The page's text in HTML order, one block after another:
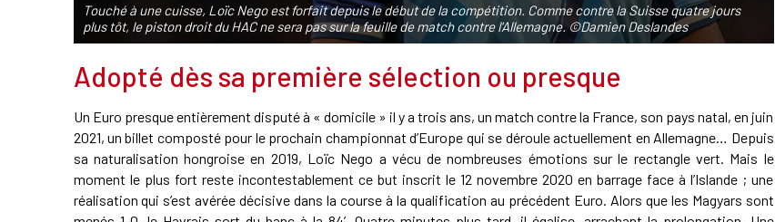
Touché à une cuisse, Loïc Nego est forfait depuis le début de la compétition. Comme contre la Suisse quatre jours
plus tôt, le piston droit du HAC ne sera pas sur la feuille de match contre l'Allemagne. ©Damien Deslandes
Adopté dès sa première sélection ou presque
Un Euro presque entièrement disputé à « domicile » il y a trois ans, un match contre la France, son pays natal, en juin
2021, un billet composté pour le prochain championnat d’Europe qui se déroule actuellement en Allemagne… Depuis
sa naturalisation hongroise en 2019, Loïc Nego a vécu de nombreuses émotions sur le rectangle vert. Mais le
moment le plus fort reste incontestablement ce but inscrit le 12 novembre 2020 en barrage face à l’Islande ; une
réalisation qui s’est avérée décisive dans la course à la qualification au précédent Euro. Alors que les Magyars sont